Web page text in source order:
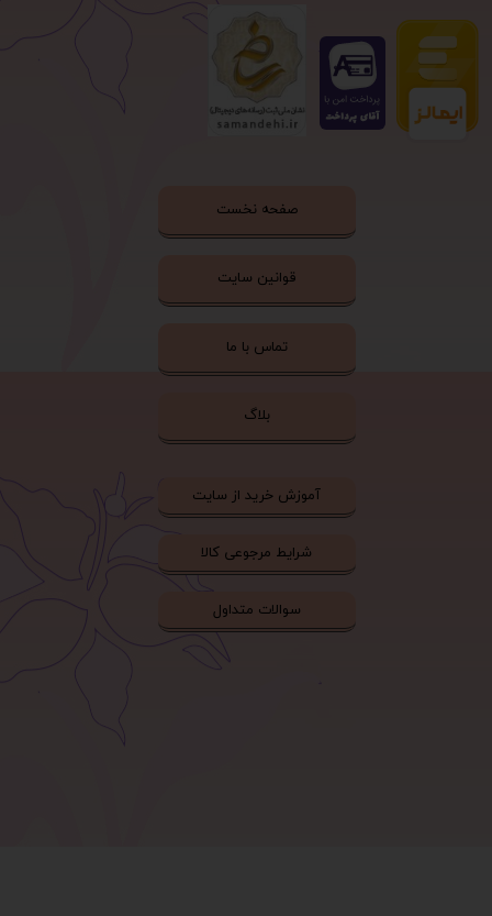
صفحه نخست
قوانین سایت
تماس با ما
بلاگ
آموزش خرید از سایت
شرایط مرجوعی کالا
سوالات متداول